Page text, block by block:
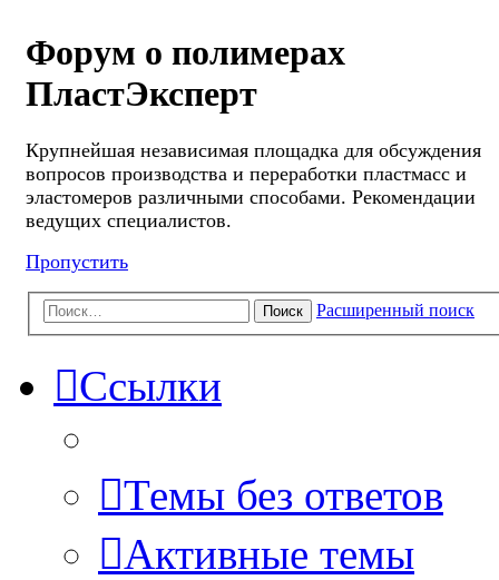
Форум о полимерах
ПластЭксперт
Крупнейшая независимая площадка для обсуждения
вопросов производства и переработки пластмасс и
эластомеров различными способами. Рекомендации
ведущих специалистов.
Пропустить
Поиск Расширенный поиск
Ссылки
Темы без ответов
Активные темы